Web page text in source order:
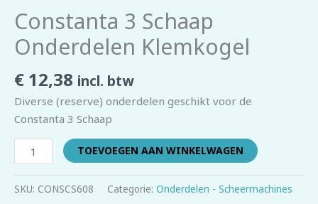
Constanta 3 Schaap
Onderdelen Klemkogel
€ 12,38 incl. btw
Diverse (reserve) onderdelen geschikt voor de
Constanta 3 Schaap
TOEVOEGEN AAN WINKELWAGEN
SKU: CONSCS608 Categorie: Onderdelen - Scheermachines